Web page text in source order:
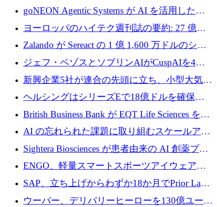
フラの構築に 500 万ユーロを調達
goNEON Agentic Systems が AI を活用したイ
ンフラ計画を加速するために 16 万ユーロを確
ヨーロッパのハイテク週刊誌の要約: 27 億ユ
ーロを超える 60 以上のハイテク資金調達取引
Zalando が Sereact の 1 億 1,600 万ドルのシリ
ーズ B に参加し、AI を活用した倉庫自動化を
ジェフ・ベゾスとソブリンAIがCuspAIを4億
5,000万ドルの資金調達で支援
新興企業5社が連合の先頭に立ち、小型大気質
センサーをEUのクリーンエア政策の中心に据
ヘルシングはシリーズEで18億ドルを確保、
ウーバーはデリバリー・ヒーローを130億ユー
ロの契約で買収、レボルトは2027年に米国の
銀行を立ち上げる
British Business Bank が EQT Life Sciences を
2,500 万ユーロのコミットメントで支援
AI の忘れられた課題に取り組むスケールアッ
プを実現: カメラロール
Sightera Biosciences が患者由来の AI 創薬プラ
ットフォームを拡大するために 300 万ユーロ
ENGO、軽量スマートスポーツアイウェアの
進歩のために510万ユーロを調達
SAP、立ち上げからわずか18か月でPrior Labs
を10億ユーロ以上の契約で買収
ウーバー、デリバリーヒーローを130億ユーロ